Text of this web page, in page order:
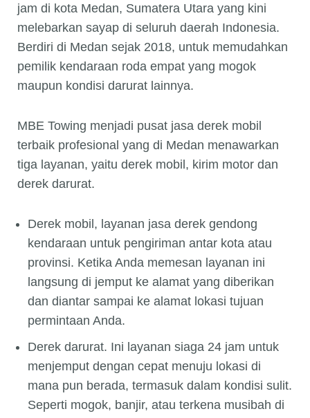
jam di kota Medan, Sumatera Utara yang kini
melebarkan sayap di seluruh daerah Indonesia.
Berdiri di Medan sejak 2018, untuk memudahkan
pemilik kendaraan roda empat yang mogok
maupun kondisi darurat lainnya.
MBE Towing menjadi pusat jasa derek mobil
terbaik profesional yang di Medan menawarkan
tiga layanan, yaitu derek mobil, kirim motor dan
derek darurat.
Derek mobil, layanan jasa derek gendong
kendaraan untuk pengiriman antar kota atau
provinsi. Ketika Anda memesan layanan ini
langsung di jemput ke alamat yang diberikan
dan diantar sampai ke alamat lokasi tujuan
permintaan Anda.
Derek darurat. Ini layanan siaga 24 jam untuk
menjemput dengan cepat menuju lokasi di
mana pun berada, termasuk dalam kondisi sulit.
Seperti mogok, banjir, atau terkena musibah di